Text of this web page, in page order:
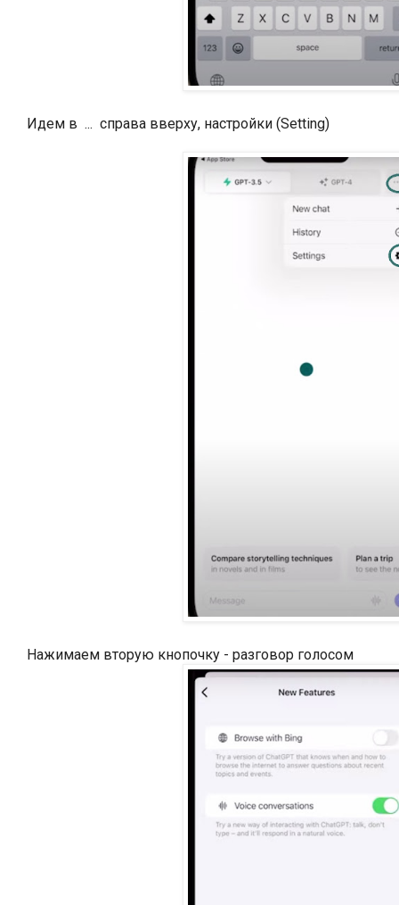
Идем в ... справа вверху, настройки (Setting)
Нажимаем вторую кнопочку - разговор голосом